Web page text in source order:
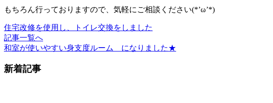
もちろん行っておりますので、気軽にご相談ください(*’ω’*)
住宅改修を使用し、トイレ交換をしました
記事一覧へ
和室が使いやすい身支度ルーム になりました★
新着記事